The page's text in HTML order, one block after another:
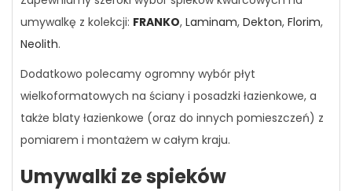
umywalkę z kolekcji: FRANKO, Laminam, Dekton, Florim,
Neolith.
Dodatkowo polecamy ogromny wybór płyt
wielkoformatowych na ściany i posadzki łazienkowe, a
także blaty łazienkowe (oraz do innych pomieszczeń) z
pomiarem i montażem w całym kraju.
Umywalki ze spieków